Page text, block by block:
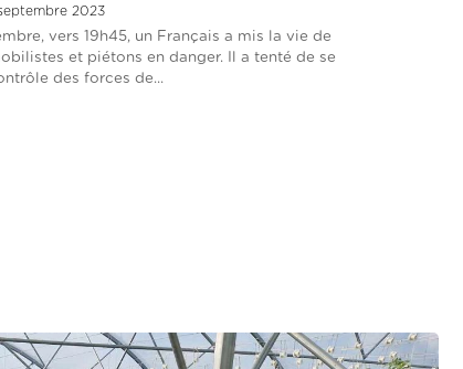
2023
vers 19h45, un Français a mis la vie de
et piétons en danger. Il a tenté de se
des forces de...